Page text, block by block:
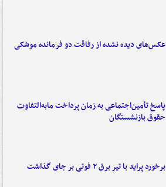
عکس‌های دیده نشده از رفاقت دو فرمانده‌ موشکی
پاسخ تأمین‌اجتماعی به زمان پرداخت مابه‌التفاوت
حقوق بازنشستگان
برخورد پراید با تیر برق ۲ فوتی بر جای گذاشت